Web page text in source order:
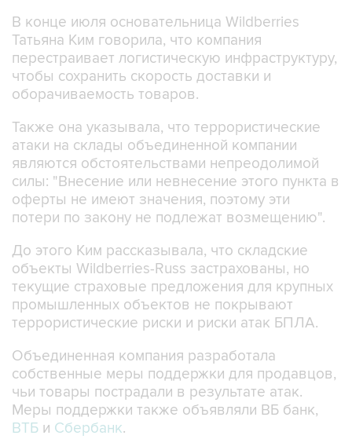
В конце июля основательница Wildberries
Татьяна Ким говорила, что компания
перестраивает логистическую инфраструктуру,
чтобы сохранить скорость доставки и
оборачиваемость товаров.
Также она указывала, что террористические
атаки на склады объединенной компании
являются обстоятельствами непреодолимой
силы: "Внесение или невнесение этого пункта в
оферты не имеют значения, поэтому эти
потери по закону не подлежат возмещению".
До этого Ким рассказывала, что складские
объекты Wildberries-Russ застрахованы, но
текущие страховые предложения для крупных
промышленных объектов не покрывают
террористические риски и риски атак БПЛА.
Объединенная компания разработала
собственные меры поддержки для продавцов,
чьи товары пострадали в результате атак.
Меры поддержки также объявляли ВБ банк,
ВТБ и Сбербанк.